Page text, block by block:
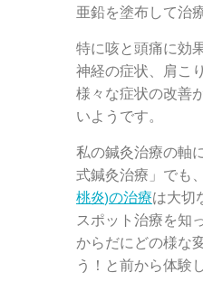
亜鉛を塗布して治
特に咳と頭痛に効
神経の症状、肩こ
様々な症状の改善
いようです。
私の鍼灸治療の軸
式鍼灸治療」でも、
桃炎)の治療は大切
スポット治療を知
からだにどの様な
う！と前から体験